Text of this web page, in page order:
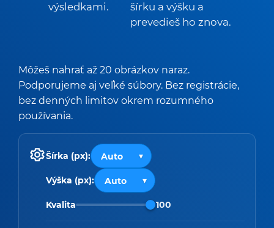
výsledkami.
šírku a výšku a
prevedieš ho znova.
Môžeš nahrať až 20 obrázkov naraz.
Podporujeme aj veľké súbory. Bez registrácie,
bez denných limitov okrem rozumného
používania.
Šírka (px):
Výška (px):
Kvalita 100